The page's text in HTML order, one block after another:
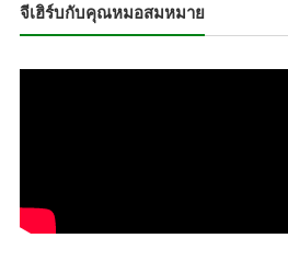
จีเฮิร์บกับคุณหมอสมหมาย